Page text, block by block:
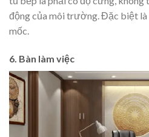
động của môi trường. Đặc biệt là
mốc.
6. Bàn làm việc